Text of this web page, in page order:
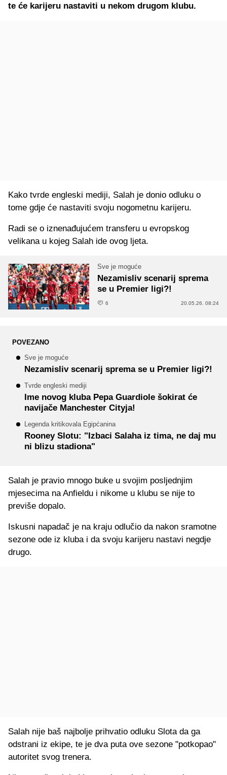
te će karijeru nastaviti u nekom drugom klubu.
Kako tvrde engleski mediji, Salah je donio odluku o
tome gdje će nastaviti svoju nogometnu karijeru.
Radi se o iznenađujućem transferu u evropskog
velikana u kojeg Salah ide ovog ljeta.
Sve je moguće
Nezamisliv scenarij sprema
se u Premier ligi?!
6 20.05.26. 08:24
POVEZANO
Sve je moguće
Nezamisliv scenarij sprema se u Premier ligi?!
Tvrde engleski mediji
Ime novog kluba Pepa Guardiole šokirat će
navijače Manchester Cityja!
Legenda kritikovala Egipćanina
Rooney Slotu: "Izbaci Salaha iz tima, ne daj mu
ni blizu stadiona"
Salah je pravio mnogo buke u svojim posljednjim
mjesecima na Anfieldu i nikome u klubu se nije to
previše dopalo.
Iskusni napadač je na kraju odlučio da nakon sramotne
sezone ode iz kluba i da svoju karijeru nastavi negdje
drugo.
Salah nije baš najbolje prihvatio odluku Slota da ga
odstrani iz ekipe, te je dva puta ove sezone "potkopao"
autoritet svog trenera.